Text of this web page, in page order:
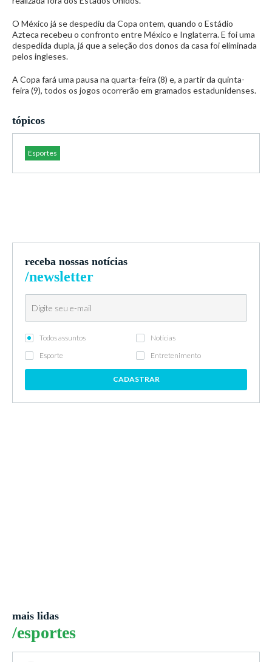
O México já se despediu da Copa ontem, quando o Estádio
Azteca recebeu o confronto entre México e Inglaterra. E foi uma
despedida dupla, já que a seleção dos donos da casa foi eliminada
pelos ingleses.
A Copa fará uma pausa na quarta-feira (8) e, a partir da quinta-
feira (9), todos os jogos ocorrerão em gramados estadunidenses.
tópicos
Esportes
receba nossas notícias
/newsletter
Todos assuntos
Notícias
Esporte
Entretenimento
CADASTRAR
mais lidas
/esportes